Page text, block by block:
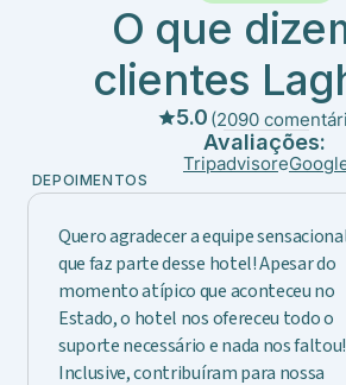
O que
clientes
5.0 (2090
Avaliações:
Tripadvisore
DEPOIMENTOS
Quero agradecer a equipe
que faz parte desse hotel! Apesar do
momento atípico que aconteceu no
Estado, o hotel nos ofereceu todo o
suporte necessário e nada nos faltou!
Inclusive, contribuíram para nossa